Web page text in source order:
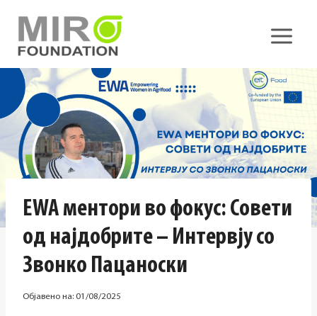
content
EWA ментори во фокус: Совети
од најдобрите – Интервју со
Звонко Пацаноски
Објавено на: 01/08/2025